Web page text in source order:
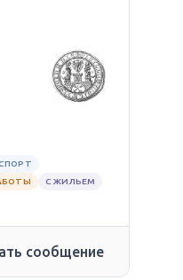
С ЖИЛЬЕМ
сообщение